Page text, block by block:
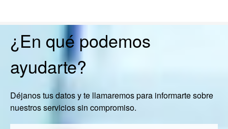
¿En qué podemos
ayudarte?
Déjanos tus datos y te llamaremos para informarte sobre
nuestros servicios sin compromiso.